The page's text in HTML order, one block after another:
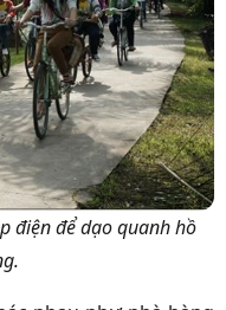
điện để dạo quanh hồ